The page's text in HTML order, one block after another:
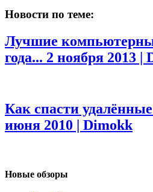
Новости по теме:
Лучшие
года... 2 ноября 2013 |
Как спасти
июня 2010 | Dimokk
Новые обзоры